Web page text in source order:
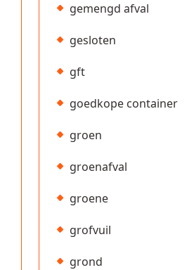
gemengd afval
gesloten
gft
goedkope container
groen
groenafval
groene
grofvuil
grond